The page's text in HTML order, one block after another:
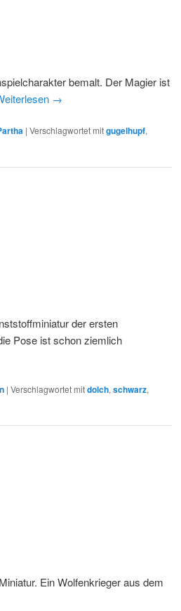
bemalt. Der Magier ist
→
| Verschlagwortet mitgugelhupf,
der ersten
Pose ist schon ziemlich
| Verschlagwortet mitdolch, schwarz,
Ein Wolfenkrieger aus dem